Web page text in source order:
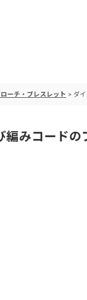
ーチ・ブレスレット > ダ
編みコード